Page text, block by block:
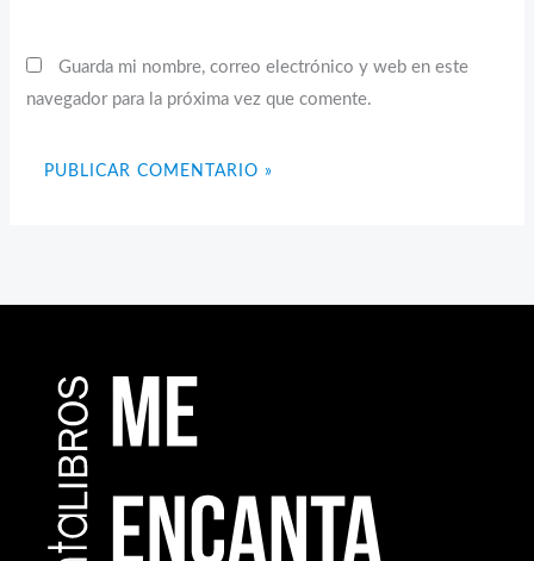
Guarda mi nombre, correo electrónico y web en este
navegador para la próxima vez que comente.